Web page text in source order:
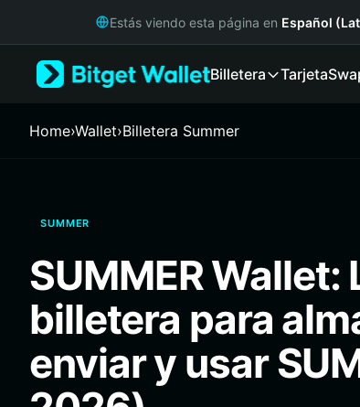
Русский
Italiano
繁體中文
Bahasa Indonesia
ภาษาไทย
Español
Português (Brasil)
Estás viendo esta página en Español
Billetera Tarjeta
Home›Wallet›Billetera Summer
SUMMER
SUMMER Wallet:
billetera para
enviar y usar